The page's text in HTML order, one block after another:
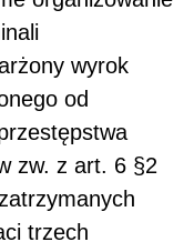
wyrok
od
zw. z art. 6 §2
trzech